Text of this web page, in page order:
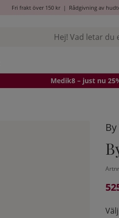
Fri frakt över 150 kr| Rådgivning av
Medik8 – just nu